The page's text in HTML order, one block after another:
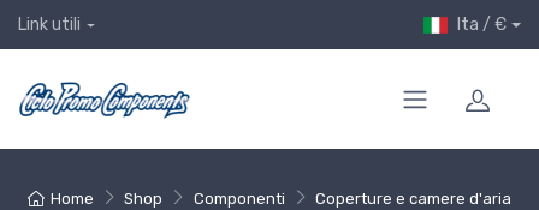
Link utili Ita / €
Home Shop Componenti
Coperture e camere d'aria